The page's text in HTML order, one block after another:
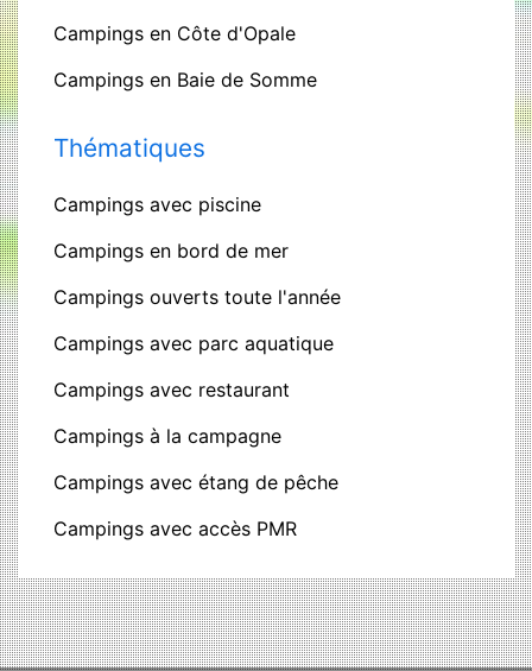
Campings en Côte d'Opale
Campings en Baie de Somme
Thématiques
Campings avec piscine
Campings en bord de mer
Campings ouverts toute l'année
Campings avec parc aquatique
Campings avec restaurant
Campings à la campagne
Campings avec étang de pêche
Campings avec accès PMR